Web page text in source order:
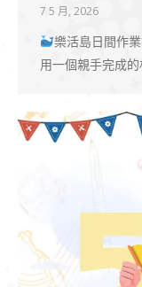
7 5 月, 2026
樂活島日間作
用一個親手完成